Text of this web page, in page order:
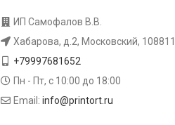
ИП Самофалов В.В.
Хабарова, д.2, Московский, 108811
+79997681652
Пн - Пт, с 10:00 до 18:00
Email: info@printort.ru